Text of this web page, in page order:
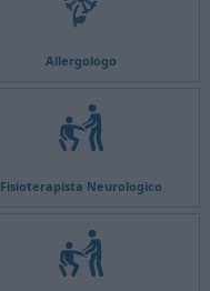
Allergologo
Fisioterapista Neurologico